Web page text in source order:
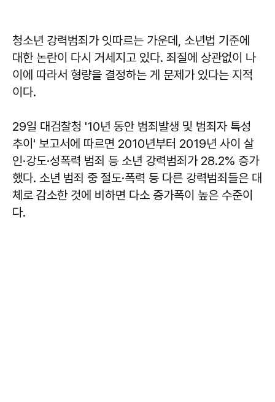
청소년 강력범죄가 잇따르는 가운데, 소년법 기준에
대한 논란이 다시 거세지고 있다. 죄질에 상관없이 나
이에 따라서 형량을 결정하는 게 문제가 있다는 지적
이다.
29일 대검찰청 '10년 동안 범죄발생 및 범죄자 특성
추이' 보고서에 따르면 2010년부터 2019년 사이 살
인·강도·성폭력 범죄 등 소년 강력범죄가 28.2% 증가
했다. 소년 범죄 중 절도·폭력 등 다른 강력범죄들은 대
체로 감소한 것에 비하면 다소 증가폭이 높은 수준이
다.